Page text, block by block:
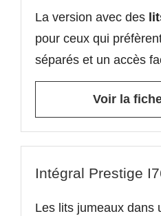
La version avec des
pour ceux qui
séparés et un accès
Voir la
Intégral Prestige
Les lits jumeaux dans